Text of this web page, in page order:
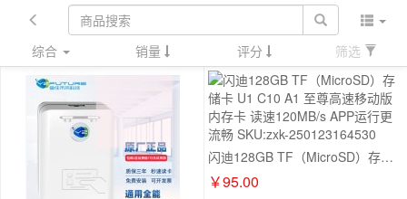
综合 销量 评分 筛选
闪迪128GB TF（MicroSD）存储卡 U1 C10 A1 至尊高速移动版内存卡 读速120MB/s APP运行更流畅 SKU:zxk-250123164530
￥95.00